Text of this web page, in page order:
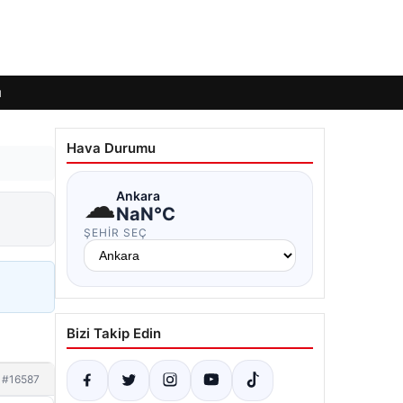
#16587
Hava Durumu
☁Ankara
NaN°C
ŞEHIR SEÇ
Bizi Takip Edin